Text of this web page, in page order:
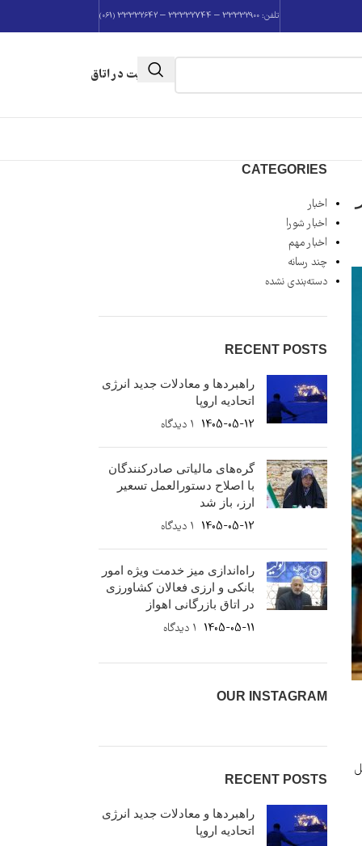
تلفن: 33332900 – 33332744 – 33332642 (061)
عضویت در اتاق
CATEGORIES
اخبار
اخبار شورا
اخبار مهم
چند رسانه
دسته‌بندی نشده
RECENT POSTS
راهبردها و معادلات جدید انرژی
اتحادیه اروپا
1405-05-12 ۱ دیدگاه
گره‌های مالیاتی صادرکنندگان
با اصلاح دستورالعمل تسعیر
ارز، باز شد
1405-05-12 ۱ دیدگاه
راه‌اندازی میز خدمت ویژه امور
بانکی و ارزی فعالان کشاورزی
در اتاق بازرگانی اهواز
1405-05-11 ۱ دیدگاه
OUR INSTAGRAM
RECENT POSTS
راهبردها و معادلات جدید انرژی
اتحادیه اروپا